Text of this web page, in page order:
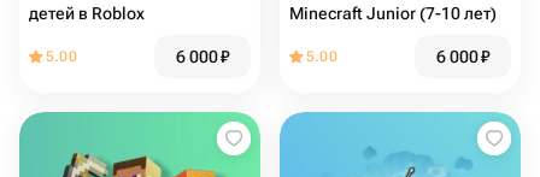
детей в Roblox
5.00 6 000₽
Minecraft Junior (7-10 лет)
5.00 6 000₽